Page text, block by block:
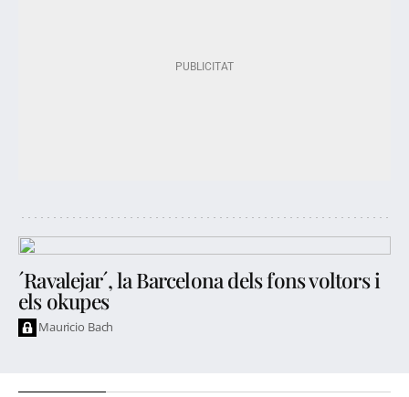
´Ravalejar´, la Barcelona dels fons voltors i
els okupes
Mauricio Bach